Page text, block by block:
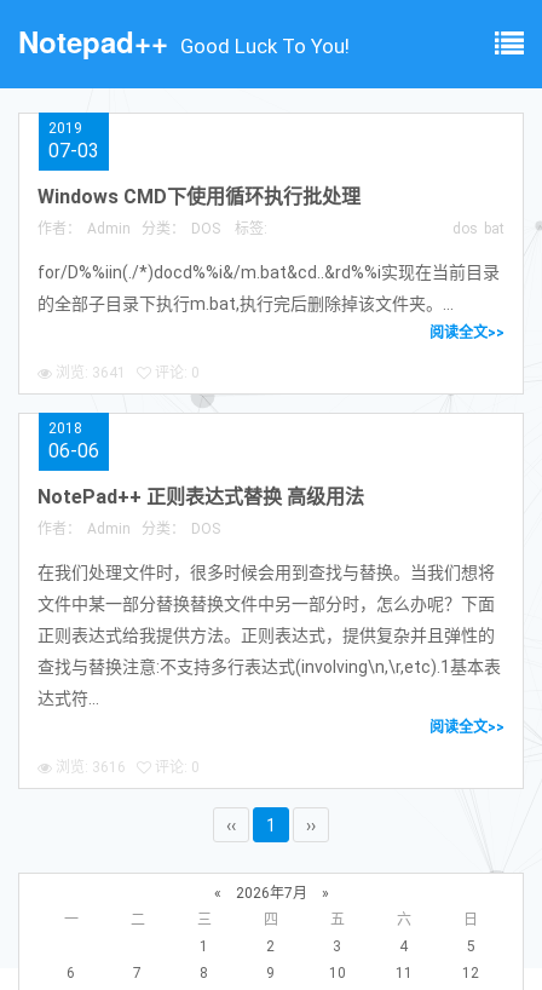
Notepad++ Good Luck To You!
Windows CMD下使用循环执行批处理
作者： Admin 分类： DOS 标签: bat
dos
2019
07-03
for/D%%iin(./*)docd%%i&/m.bat&cd..&rd%%i实现在当前目录
的全部子目录下执行m.bat,执行完后删除掉该文件夹。...
阅读全文>>
浏览: 3641 评论: 0
NotePad++ 正则表达式替换 高级用法
作者： Admin 分类： DOS
2018
06-06
在我们处理文件时，很多时候会用到查找与替换。当我们想将
文件中某一部分替换替换文件中另一部分时，怎么办呢？下面
正则表达式给我提供方法。正则表达式，提供复杂并且弹性的
查找与替换注意:不支持多行表达式(involving\n,\r,etc).1基本表
达式符...
阅读全文>>
浏览: 3616 评论: 0
‹‹ 1 ››
« 2026年7月
»
一
二 三 四 五 六
日
1
2 3 4
5
6
7 8 9 10 11
12